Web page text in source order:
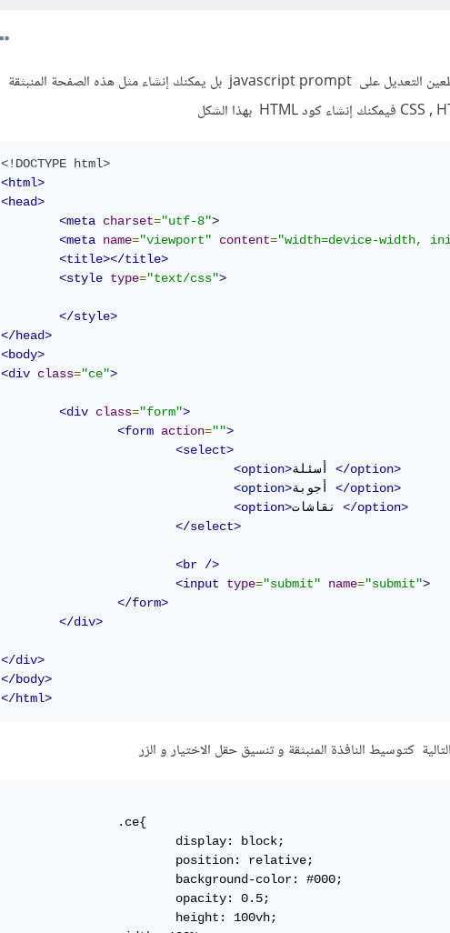
من المهم معرفته هو أنك لا تستطعين التعديل على javascript prompt بل يمكنك إنشاء مثل هذه الصفحة المنبثقة
<!DOCTYPE html>
<html>
<head>
<meta charset="utf-8">
<meta name="viewport" content="width=device-width,
<title></title>
<style type="text/css">
</style>
</head>
<body>
<div class="ce">
<div class="form">
<form action="">
<select>
<option>
</option>
<option>
</option>
<option>
</option>
</select>
<br />
<input
type="submit" name="submit">
</form>
</div>
</div>
</body>
</html>
كتوسيط النافذة المنبثقة و تنسيق حقل الاختيار و الزر